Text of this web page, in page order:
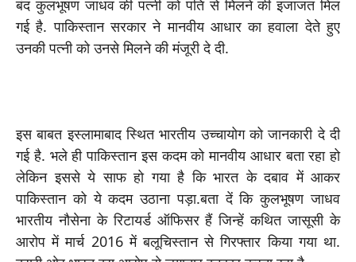
बंद कुलभूषण जाधव की पत्नी को पति से मिलने की इजाजत मिल
गई है. पाकिस्तान सरकार ने मानवीय आधार का हवाला देते हुए
उनकी पत्नी को उनसे मिलने की मंजूरी दे दी.
इस बाबत इस्लामाबाद स्थित भारतीय उच्चायोग को जानकारी दे दी
गई है. भले ही पाकिस्तान इस कदम को मानवीय आधार बता रहा हो
लेकिन इससे ये साफ हो गया है कि भारत के दबाव में आकर
पाकिस्तान को ये कदम उठाना पड़ा.बता दें कि कुलभूषण जाधव
भारतीय नौसेना के रिटायर्ड ऑफिसर हैं जिन्हें कथित जासूसी के
आरोप में मार्च 2016 में बलूचिस्तान से गिरफ्तार किया गया था.